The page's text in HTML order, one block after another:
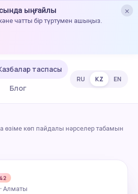
×
ыңғайлы
чатты бір түртумен ашыңыз.
таспасы
Блог
RU KZ EN
көп пайдалы нәрселер табамын
42
Алматы